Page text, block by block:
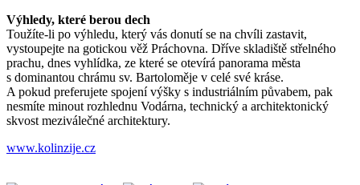
Výhledy, které berou dech
Toužíte­‑li po výhledu, který vás donutí se na chvíli zastavit,
vystoupejte na gotickou věž Práchovna. Dříve skladiště střelného
prachu, dnes vyhlídka, ze které se otevírá panorama města
s dominantou chrámu sv. Bartoloměje v celé své kráse.
A pokud preferujete spojení výšky s industriálním půvabem, pak
nesmíte minout rozhlednu Vodárna, technický a architektonický
skvost meziválečné architektury.
www.kolinzije.cz